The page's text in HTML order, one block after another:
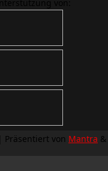
| Präsentiert von Mantra &